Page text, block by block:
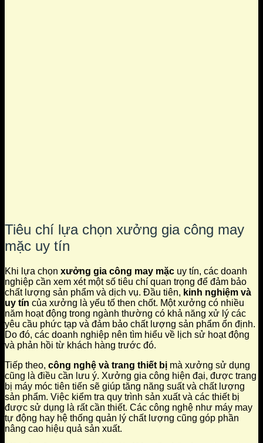
Tiêu chí lựa chọn xưởng gia công may
mặc uy tín
Khi lựa chọn xưởng gia công may mặc uy tín, các doanh
nghiệp cần xem xét một số tiêu chí quan trọng để đảm bảo
chất lượng sản phẩm và dịch vụ. Đầu tiên, kinh nghiệm và
uy tín của xưởng là yếu tố then chốt. Một xưởng có nhiều
năm hoạt động trong ngành thường có khả năng xử lý các
yêu cầu phức tạp và đảm bảo chất lượng sản phẩm ổn định.
Do đó, các doanh nghiệp nên tìm hiểu về lịch sử hoạt động
và phản hồi từ khách hàng trước đó.
Tiếp theo, công nghệ và trang thiết bị mà xưởng sử dụng
cũng là điều cần lưu ý. Xưởng gia công hiện đại, được trang
bị máy móc tiên tiến sẽ giúp tăng năng suất và chất lượng
sản phẩm. Việc kiểm tra quy trình sản xuất và các thiết bị
được sử dụng là rất cần thiết. Các công nghệ như máy may
tự động hay hệ thống quản lý chất lượng cũng góp phần
nâng cao hiệu quả sản xuất.